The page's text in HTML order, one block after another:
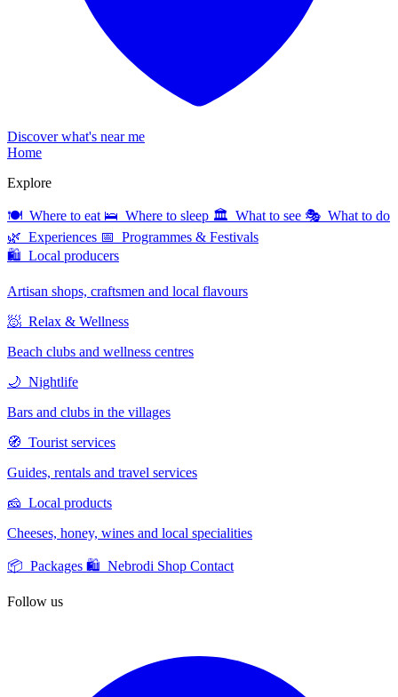
Discover what's near me
Home
Explore
🍽 Where to eat 🛌 Where to sleep 🏛 What to see 🎭 What to do
🌿 Experiences 📅 Programmes & Festivals
🛍 Local producers
Artisan shops, craftsmen and local flavours
🧖 Relax & Wellness
Beach clubs and wellness centres
🌙 Nightlife
Bars and clubs in the villages
🧭 Tourist services
Guides, rentals and travel services
🧀 Local products
Cheeses, honey, wines and local specialities
📦 Packages 🛍️ Nebrodi Shop Contact
Follow us